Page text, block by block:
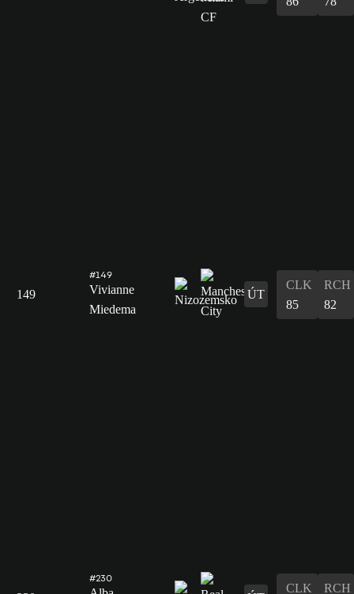
149
#149
Vivianne
Miedema
ÚT
CLK
85
RCH
82
#230
CLK RCH